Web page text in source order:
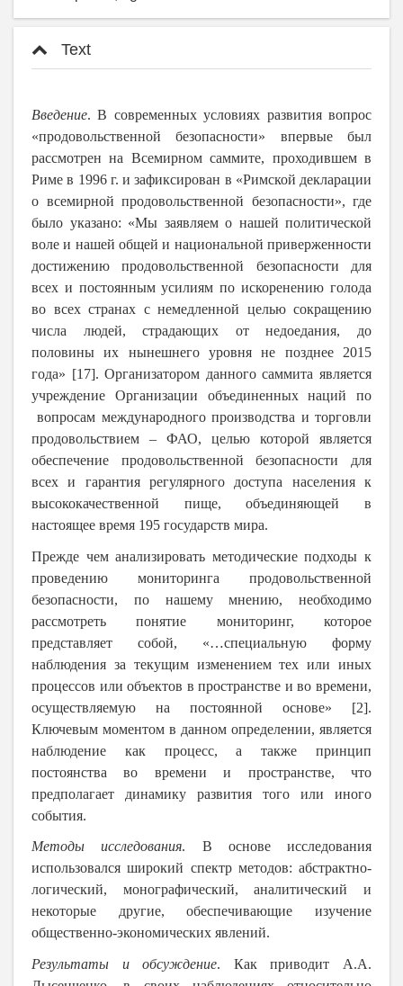
Text
Введение. В современных условиях развития вопрос
«продовольственной безопасности» впервые был
рассмотрен на Всемирном саммите, проходившем в
Риме в 1996 г. и зафиксирован в «Римской декларации
о всемирной продовольственной безопасности», где
было указано: «Мы заявляем о нашей политической
воле и нашей общей и национальной приверженности
достижению продовольственной безопасности для
всех и постоянным усилиям по искоренению голода
во всех странах с немедленной целью сокращению
числа людей, страдающих от недоедания, до
половины их нынешнего уровня не позднее 2015
года» [17]. Организатором данного саммита является
учреждение Организации объединенных наций по
вопросам международного производства и торговли
продовольствием – ФАО, целью которой является
обеспечение продовольственной безопасности для
всех и гарантия регулярного доступа населения к
высококачественной пище, объединяющей в
настоящее время 195 государств мира.
Прежде чем анализировать методические подходы к
проведению мониторинга продовольственной
безопасности, по нашему мнению, необходимо
рассмотреть понятие мониторинг, которое
представляет собой, «…специальную форму
наблюдения за текущим изменением тех или иных
процессов или объектов в пространстве и во времени,
осуществляемую на постоянной основе» [2].
Ключевым моментом в данном определении, является
наблюдение как процесс, а также принцип
постоянства во времени и пространстве, что
предполагает динамику развития того или иного
события.
Методы исследования. В основе исследования
использовался широкий спектр методов: абстрактно-
логический, монографический, аналитический и
некоторые другие, обеспечивающие изучение
общественно-экономических явлений.
Результаты и обсуждение. Как приводит А.А.